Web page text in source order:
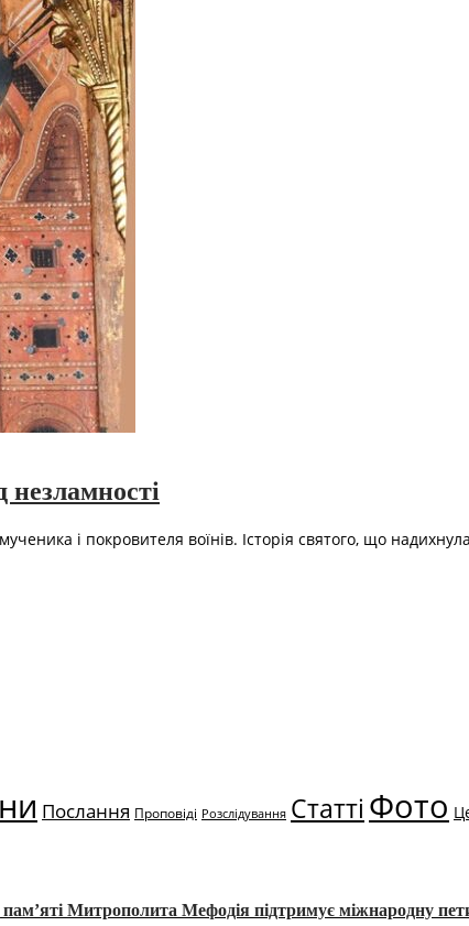
і покровителя воїнів. Історія святого, що
Послання Проповіді Розслідування Статті Фото
Митрополита Мефодія підтримує міжнародну